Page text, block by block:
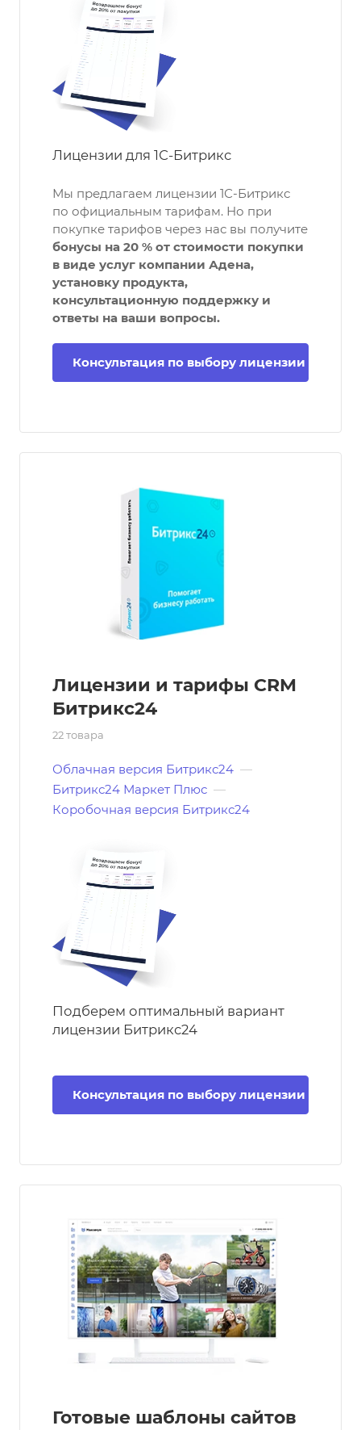
Лицензии для 1С-Битрикс
Мы предлагаем лицензии 1С-Битрикс
по официальным тарифам. Но при
покупке тарифов через нас вы получите
бонусы на 20 % от стоимости покупки
в виде услуг компании Адена,
установку продукта,
консультационную поддержку и
ответы на ваши вопросы.
Консультация по выбору лицензии
Лицензии и тарифы CRM
Битрикс24
22 товара
Облачная версия Битрикс24 —
Битрикс24 Маркет Плюс —
Коробочная версия Битрикс24
Подберем оптимальный вариант
лицензии Битрикс24
Консультация по выбору лицензии
Готовые шаблоны сайтов